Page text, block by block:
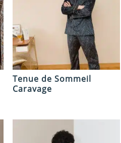
Tenue de Sommeil
Caravage